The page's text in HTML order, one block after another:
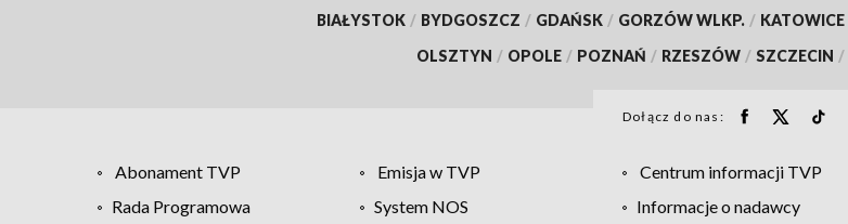
BIAŁYSTOK / BYDGOSZCZ / GDAŃSK / GORZÓW WLKP. / KATOWICE
OLSZTYN / OPOLE / POZNAŃ / RZESZÓW / SZCZECIN /
Dołącz do nas:
Abonament TVP Emisja w TVP Centrum informacji TVP
Rada Programowa
System NOS Informacje o nadawcy